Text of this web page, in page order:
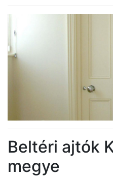
Beltéri ajtók
megye